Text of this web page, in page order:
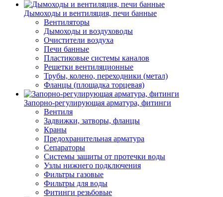
Дымоходы и вентиляция, печи банные
Вентиляторы
Дымоходы и воздуховоды
Очистители воздуха
Печи банные
Пластиковые системы каналов
Решетки вентиляционные
Трубы, колено, переходники (метал)
Фланцы (площадка торцевая)
Запорно-регулирующая арматура, фитинги
Вентиля
Задвижки, затворы, фланцы
Краны
Предохранительная арматура
Сепараторы
Системы защиты от протечки воды
Узлы нижнего подключения
Фильтры газовые
Фильтры для воды
Фитинги резьбовые